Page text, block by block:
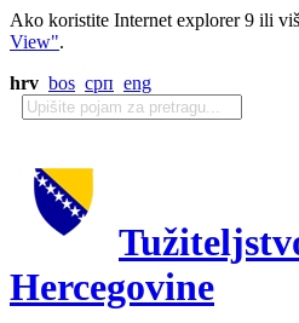
Ako koristite Internet explorer 9 ili
View".
hrv bos срп eng
Hercegovine